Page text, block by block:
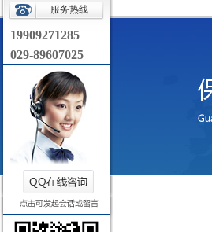
服务热线
19909271285
029-89607025